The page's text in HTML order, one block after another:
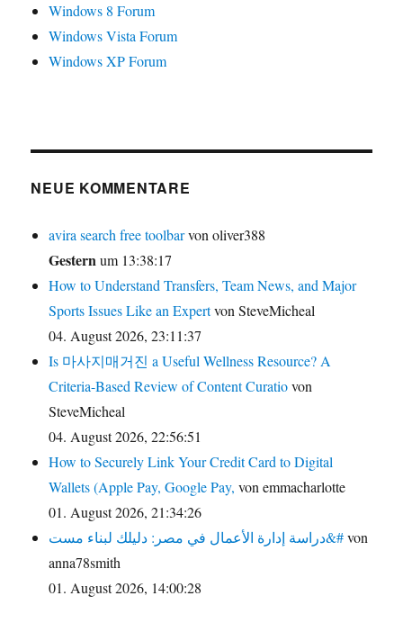
Windows 8 Forum
Windows Vista Forum
Windows XP Forum
NEUE KOMMENTARE
avira search free toolbarvon oliver388
Gesternum 13:38:17
How to Understand Transfers, Team News, and Major
Sports Issues Like an Expertvon SteveMicheal
04. August 2026, 23:11:37
Is 마사지매거진 a Useful Wellness Resource? A
Criteria-Based Review of Content Curatiovon
SteveMicheal
04. August 2026, 22:56:51
How to Securely Link Your Credit Card to Digital
Wallets (Apple Pay, Google Pay, von emmacharlotte
01. August 2026, 21:34:26
دراسة إدارة الأعمال في مصر: دليلك لبناء مست&#von
anna78smith
01. August 2026, 14:00:28